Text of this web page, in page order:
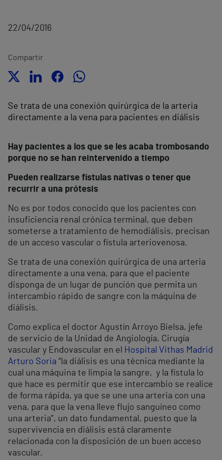
22/04/2016
Compartir
Se trata de una conexión quirúrgica de la arteria
directamente a la vena para pacientes en diálisis
Hay pacientes a los que se les acaba trombosando
porque no se han reintervenido a tiempo
Pueden realizarse fístulas nativas o tener que
recurrir a una prótesis
No es por todos conocido que los pacientes con
insuficiencia renal crónica terminal, que deben
someterse a tratamiento de hemodiálisis, precisan
de un acceso vascular o fístula arteriovenosa.
Se trata de una conexión quirúrgica de una arteria
directamente a una vena, para que el paciente
disponga de un lugar de punción que permita un
intercambio rápido de sangre con la máquina de
diálisis.
Como explica el doctor Agustín Arroyo Bielsa, jefe
de servicio de la Unidad de Angiología, Cirugía
vascular y Endovascular en el
Hospital Vithas Madrid
Arturo Soria “la diálisis es una técnica mediante la
cual una máquina te limpia la sangre, y la fístula lo
que hace es permitir que ese intercambio se realice
de forma rápida, ya que se une una arteria con una
vena, para que la vena lleve flujo sanguíneo como
una arteria”, un dato fundamental, puesto que la
supervivencia en diálisis está claramente
relacionada con la disposición de un buen acceso
vascular.